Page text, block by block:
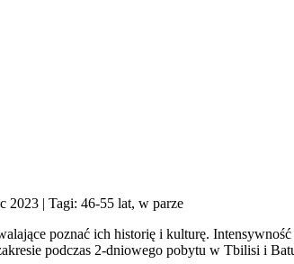
2023 | Tagi: 46-55 lat, w parze
poznać ich historię i kulturę.
podczas 2-dniowego pobytu w Tbilisi i